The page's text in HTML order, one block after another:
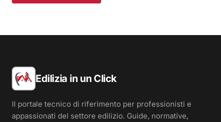
Edilizia in un Click
Il portale tecnico di riferimento per professionisti e
appassionati del settore edilizio. Guide, normative,